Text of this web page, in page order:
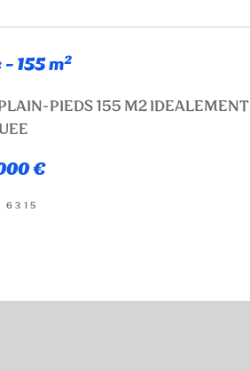
155 m²
PIEDS 155 M2 IDEALEMENT
€
6315